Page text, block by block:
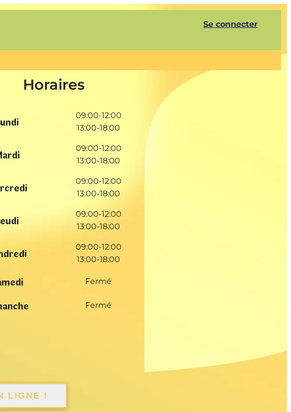
Se connecter
Horaires
09:00-12:00
13:00-18:00
09:00-12:00
13:00-18:00
09:00-12:00
13:00-18:00
09:00-12:00
13:00-18:00
09:00-12:00
13:00-18:00
Fermé
Fermé
LIGNE !